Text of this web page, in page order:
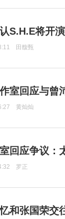
S.H.E将开
田馥甄
室回应与曾
黄灿灿
回应争议：
罗正
和张国荣交